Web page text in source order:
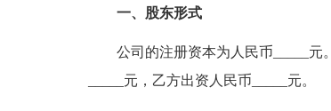
一、股东形式
公司的注册资本为人民币_____
_____元，乙方出资人民币_____元。